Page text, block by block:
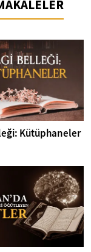
Kütüphaneler